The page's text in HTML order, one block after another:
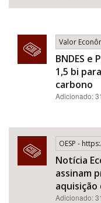
Valor
BNDES e
1,5 bi
carbono
Adicionado:
OESP -
Notícia
assinam
Adicionado: